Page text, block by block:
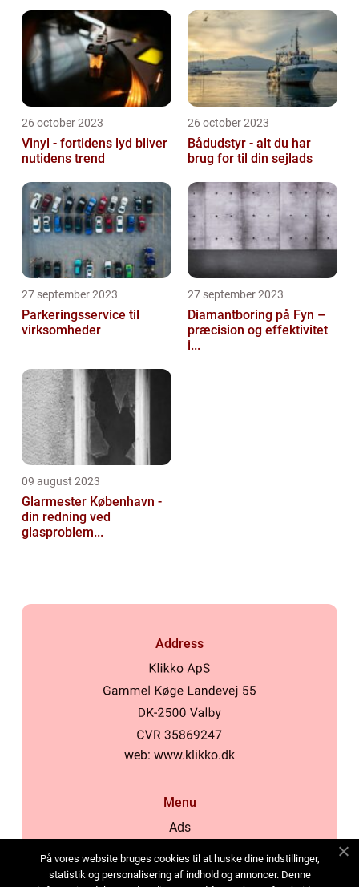
26 october 2023
Vinyl - fortidens lyd bliver
nutidens trend
26 october 2023
Bådudstyr - alt du har
brug for til din sejlads
27 september 2023
Parkeringsservice til
virksomheder
27 september 2023
Diamantboring på Fyn –
præcision og effektivitet
i...
09 august 2023
Glarmester København -
din redning ved
glasproblem...
Address
web: www.klikko.dk
Menu
Ads
Cookies
På vores website bruges cookies til at huske dine indstillinger,
statistik og personalisering af indhold og annoncer. Denne